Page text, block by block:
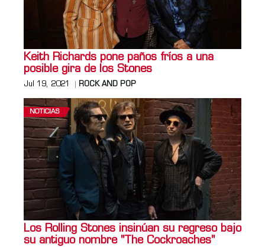
Keith Richards pone paños fríos a una
posible gira de los Stones
Jul 19, 2021 ROCK AND POP
NOTICIAS
Los Rolling Stones insinúan su regreso bajo
su antiguo nombre "The Cockroaches"